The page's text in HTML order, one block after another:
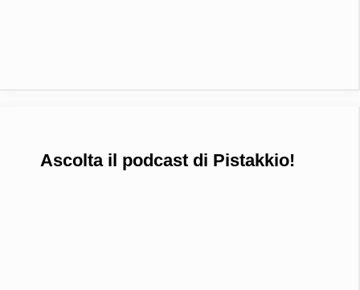
Ascolta il podcast di Pistakkio!